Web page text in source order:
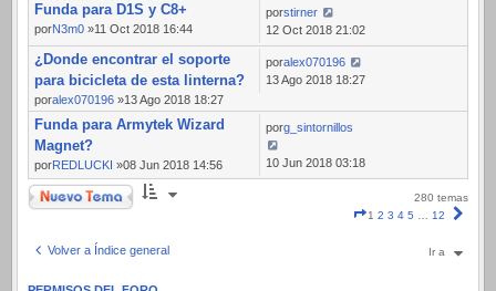
Funda para D1S y C8+
porN3m0 »11 Oct 2018 16:44
porstirner
12 Oct 2018 21:02
¿Donde encontrar el soporte
para bicicleta de esta linterna?
poralex070196 »13 Ago 2018 18:27
poralex070196
13 Ago 2018 18:27
Funda para Armytek Wizard
Magnet?
porREDLUCKI »08 Jun 2018 14:56
porg_sintornillos
10 Jun 2018 03:18
Nuevo Tema
280 temas
Página
1 2 3 4 5 … 12
Volver a Índice general Ir a